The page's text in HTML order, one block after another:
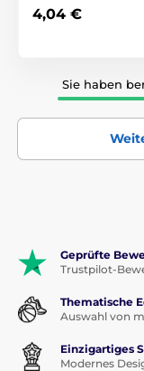
4,04 €
Sie haben
Geprüfte
Trustpilot-
Thematische
Auswahl von
Einzigartiges
Modernes